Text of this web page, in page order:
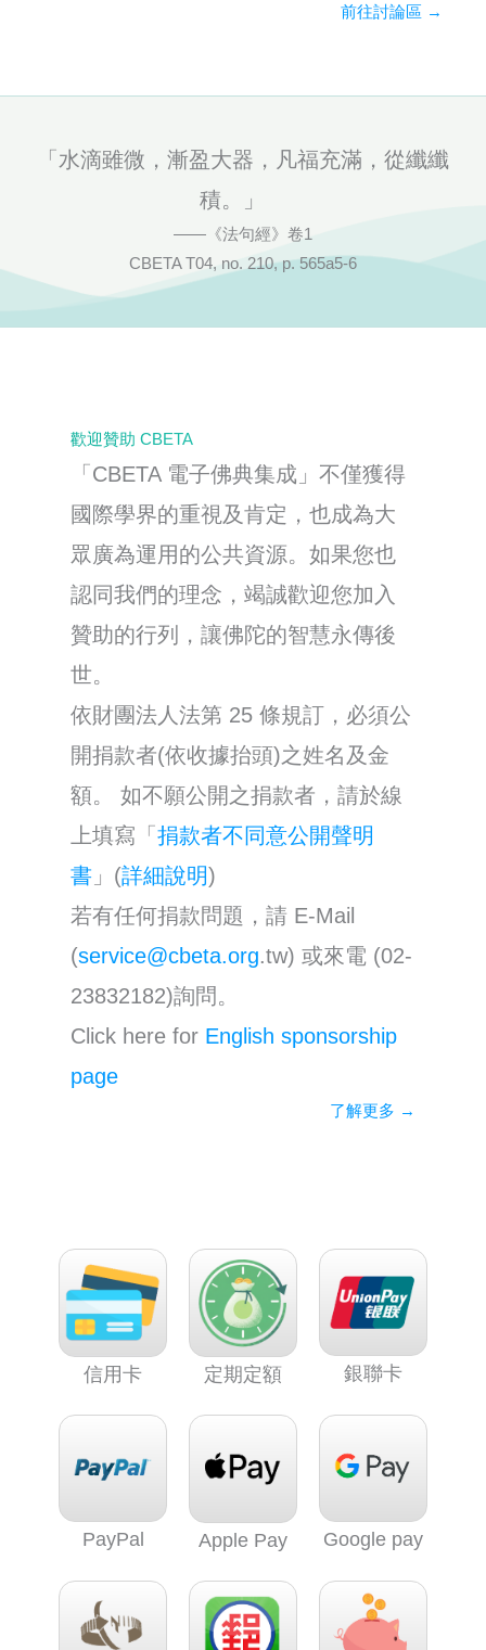
前往討論區 →
「水滴雖微，漸盈大器，凡福充滿，從纖纖
積。」
——《法句經》卷1
CBETA T04, no. 210, p. 565a5-6
歡迎贊助 CBETA
「CBETA 電子佛典集成」不僅獲得
國際學界的重視及肯定，也成為大
眾廣為運用的公共資源。如果您也
認同我們的理念，竭誠歡迎您加入
贊助的行列，讓佛陀的智慧永傳後
世。
依財團法人法第 25 條規訂，必須公
開捐款者(依收據抬頭)之姓名及金
額。 如不願公開之捐款者，請於線
上填寫「捐款者不同意公開聲明
書 」(詳細說明)
若有任何捐款問題，請 E-Mail
(service@cbeta.org.tw) 或來電 (02-
23832182)詢問。
Click here for English sponsorship
page
了解更多 →
信用卡 定期定額 銀聯卡
PayPal Apple Pay Google pay